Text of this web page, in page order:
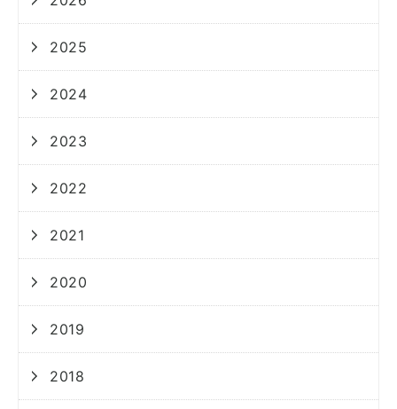
2025
2024
2023
2022
2021
2020
2019
2018